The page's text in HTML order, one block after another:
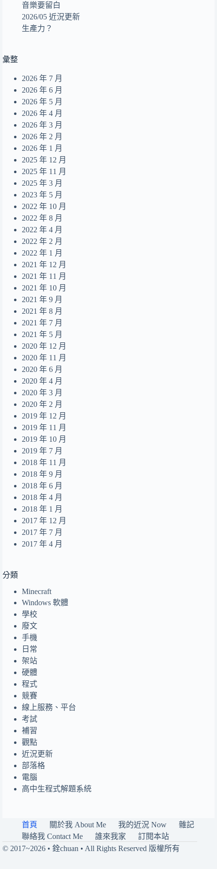
9那麼昨天的我會在夢裡想起 Dear Alice
end of a life
14Summer Dream
15無人之島
16目及皆是你
17摺縫中的夢
18Daydreamer
音樂要留白
2026/05 近況更新
生產力？
彙整
2026 年 7 月
2026 年 6 月
2026 年 5 月
2026 年 4 月
2026 年 3 月
2026 年 2 月
2026 年 1 月
2025 年 12 月
2025 年 11 月
2025 年 3 月
2023 年 5 月
2022 年 10 月
2022 年 8 月
2022 年 4 月
2022 年 2 月
2022 年 1 月
2021 年 12 月
2021 年 11 月
2021 年 10 月
2021 年 9 月
2021 年 8 月
2021 年 7 月
2021 年 5 月
2020 年 12 月
2020 年 11 月
2020 年 6 月
2020 年 4 月
2020 年 3 月
2020 年 2 月
2019 年 12 月
2019 年 11 月
2019 年 10 月
2019 年 7 月
2018 年 11 月
2018 年 9 月
2018 年 6 月
2018 年 4 月
2018 年 1 月
2017 年 12 月
2017 年 7 月
2017 年 4 月
分類
Minecraft
Windows 軟體
學校
廢文
手機
日常
架站
硬體
程式
競賽
線上服務、平台
考試
補習
觀點
近況更新
部落格
電腦
高中生程式解題系統
首頁 關於我 About Me 我的近況 Now
雜記
聯絡我 Contact Me
誰來我家
訂閱本站
© 2017~2026 • 銓chuan • All Rights Reserved 版權所有